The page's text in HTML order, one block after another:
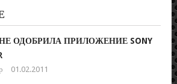
НЕ ОДОБРИЛА ПРИЛОЖЕНИЕ SONY
01.02.2011